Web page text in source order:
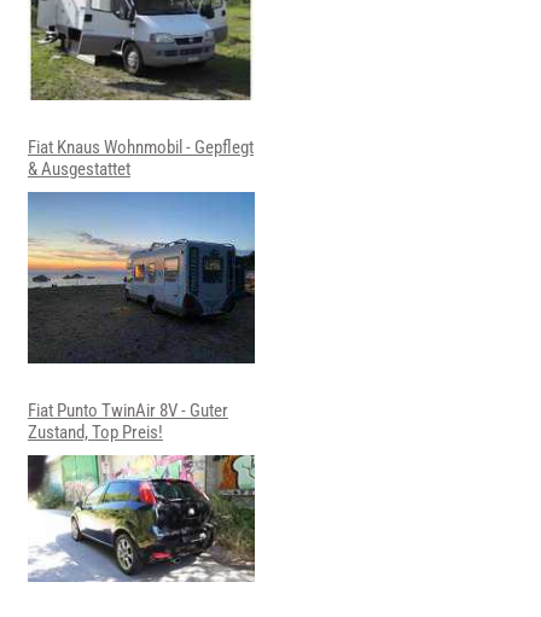
Fiat Knaus Wohnmobil - Gepflegt
& Ausgestattet
Fiat Punto TwinAir 8V - Guter
Zustand, Top Preis!